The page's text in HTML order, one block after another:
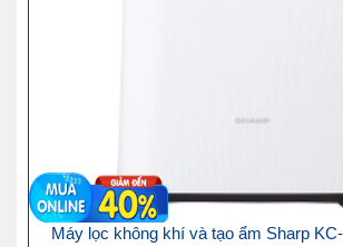
Máy lọc không khí và tạo ẩm Sharp